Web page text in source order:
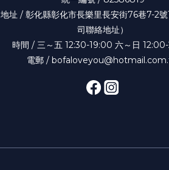
地址 / 彰化縣彰化市長樂里長安街76巷7-2號
司聯絡地址）
時間 / 三～五 12:30-19:00 六～日
電郵 /